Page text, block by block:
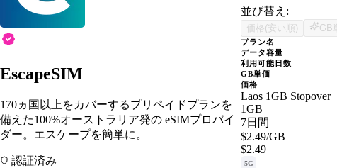
EscapeSIM
170ヵ国以上をカバーするプリペイドプランを
備えた100%オーストラリア発の eSIMプロバイ
ダー。エスケープを簡単に。
認証済み
並び替え:
価格(安い順) GB
プラン名
データ容量
利用可能日数
GB単価
価格
Laos 1GB Stopover
1GB
7日間
$2.49/GB
$2.49
5G